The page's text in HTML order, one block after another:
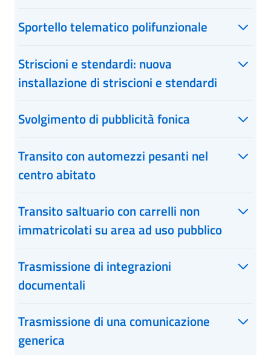
Sportello telematico polifunzionale
Striscioni e stendardi: nuova
installazione di striscioni e stendardi
Svolgimento di pubblicità fonica
Transito con automezzi pesanti nel
centro abitato
Transito saltuario con carrelli non
immatricolati su area ad uso pubblico
Trasmissione di integrazioni
documentali
Trasmissione di una comunicazione
generica